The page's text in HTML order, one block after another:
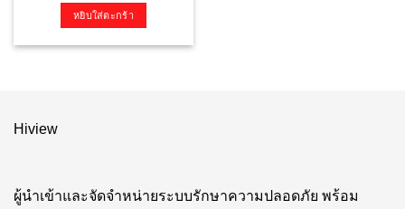
หยิบใส่ตะกร้า
Hiview
ผู้นำเข้าและจัดจำหน่ายระบบรักษาความปลอดภัย พร้อม